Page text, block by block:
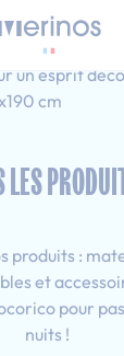
un esprit déco
cm
LES
produits :
et
pour
nuits !